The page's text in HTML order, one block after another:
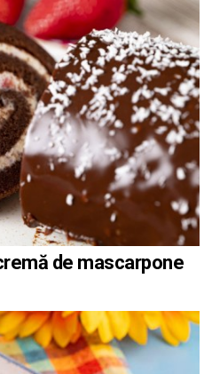
de mascarpone